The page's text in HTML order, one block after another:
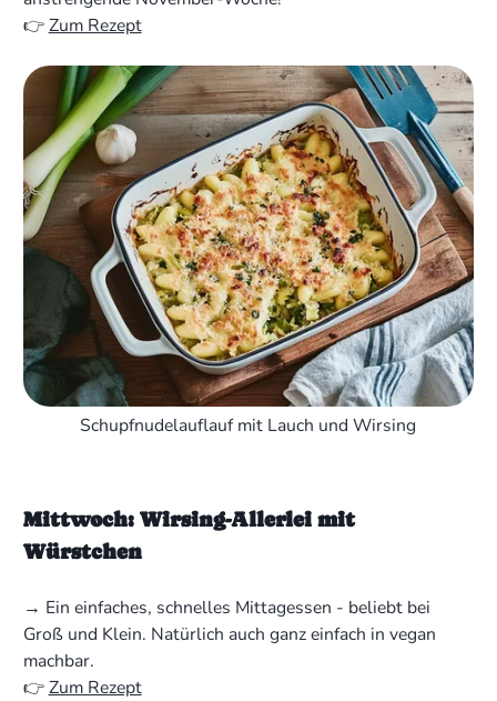
👉Zum Rezept
Schupfnudelauflauf mit Lauch und Wirsing
Mittwoch: Wirsing-Allerlei mit
Würstchen
→ Ein einfaches, schnelles Mittagessen - beliebt bei
Groß und Klein. Natürlich auch ganz einfach in vegan
machbar.
👉Zum Rezept